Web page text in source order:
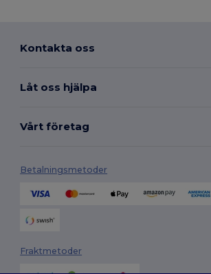
Kontakta oss
Låt oss hjälpa
Vårt företag
Betalningsmetoder
Fraktmetoder